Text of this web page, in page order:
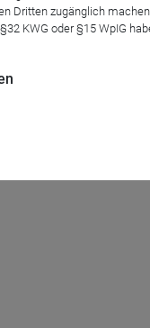
KI-Agenten erledigen
vieler ...
Und das nicht
Dritten zugänglich
KWG oder §15 WpIG